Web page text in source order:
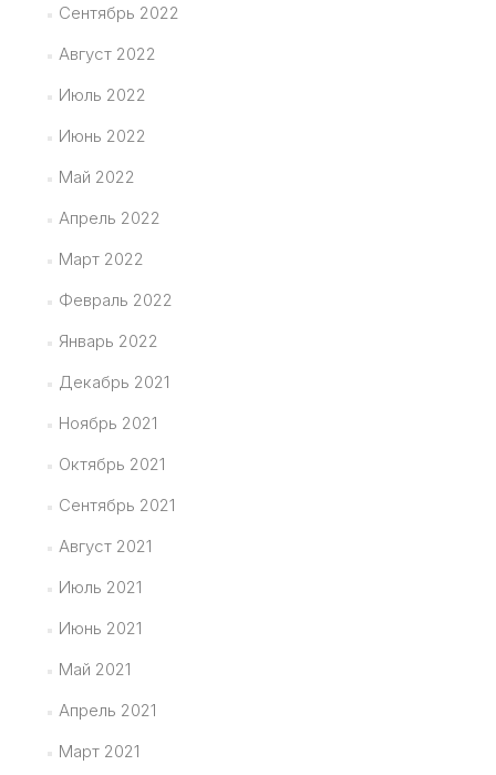
Сентябрь 2022
Август 2022
Июль 2022
Июнь 2022
Май 2022
Апрель 2022
Март 2022
Февраль 2022
Январь 2022
Декабрь 2021
Ноябрь 2021
Октябрь 2021
Сентябрь 2021
Август 2021
Июль 2021
Июнь 2021
Май 2021
Апрель 2021
Март 2021